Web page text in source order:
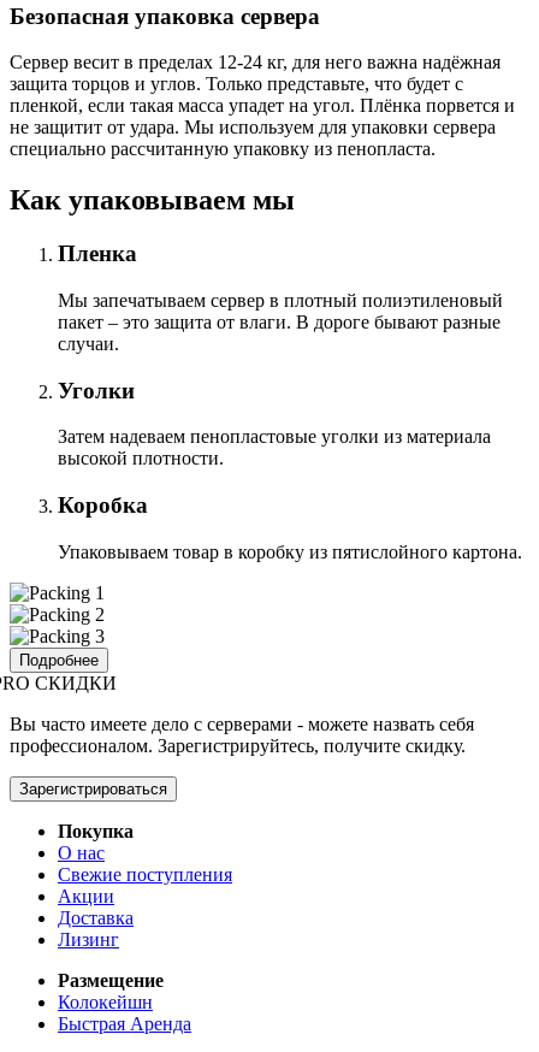
Безопасная упаковка сервера
Сервер весит в пределах 12-24 кг, для него важна надёжная
защита торцов и углов. Только представьте, что будет с
пленкой, если такая масса упадет на угол. Плёнка порвется и
не защитит от удара. Мы используем для упаковки сервера
специально расcчитанную упаковку из пенопласта.
Как упаковываем мы
Пленка
Мы запечатываем сервер в плотный полиэтиленовый
пакет – это защита от влаги. В дороге бывают разные
случаи.
Уголки
Затем надеваем пенопластовые уголки из материала
высокой плотности.
Коробка
Упаковываем товар в коробку из пятислойного картона.
Подробнее
СКИДКИ
Вы часто имеете дело с серверами - можете назвать себя
профессионалом. Зарегистрируйтесь, получите скидку.
Зарегистрироваться
Покупка
О нас
Свежие поступления
Акции
Доставка
Лизинг
Размещение
Колокейшн
Быстрая Аренда